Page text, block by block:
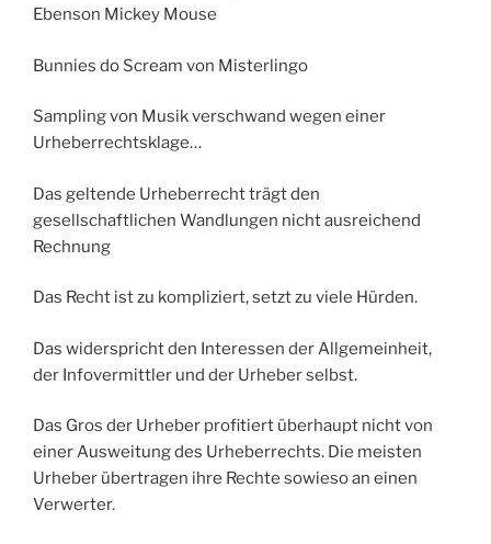
Ebenson Mickey Mouse
Bunnies do Scream von Misterlingo
Sampling von Musik verschwand wegen einer
Urheberrechtsklage…
Das geltende Urheberrecht trägt den
gesellschaftlichen Wandlungen nicht ausreichend
Rechnung
Das Recht ist zu kompliziert, setzt zu viele Hürden.
Das widerspricht den Interessen der Allgemeinheit,
der Infovermittler und der Urheber selbst.
Das Gros der Urheber profitiert überhaupt nicht von
einer Ausweitung des Urheberrechts. Die meisten
Urheber übertragen ihre Rechte sowieso an einen
Verwerter.